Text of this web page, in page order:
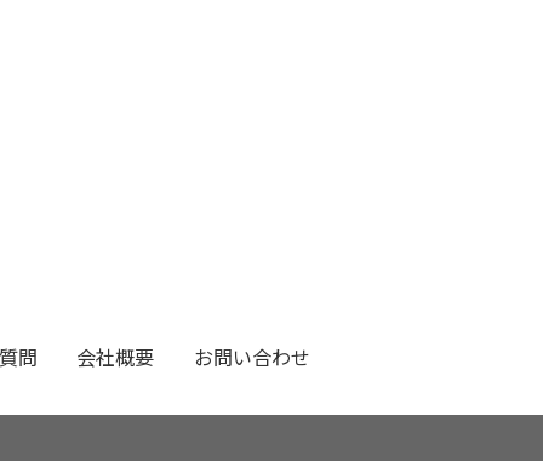
問 会社概要 お問い合わせ